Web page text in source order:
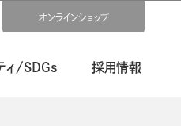
オンラインショップ
ィ/SDGs 採用情報